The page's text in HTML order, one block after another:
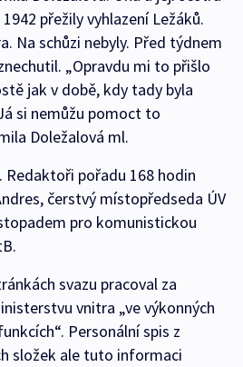
přežily vyhlazení Ležáků.
Na schůzi nebyly. Před týdnem
„Opravdu mi to přišlo
jak v době, kdy tady byla
si nemůžu pomoct to
Doležalová ml.
Redaktoři pořadu 168 hodin
čerstvý místopředseda ÚV
pro komunistickou
svazu pracoval za
vnitra „ve výkonných
Personální spis z
složek ale tuto informaci